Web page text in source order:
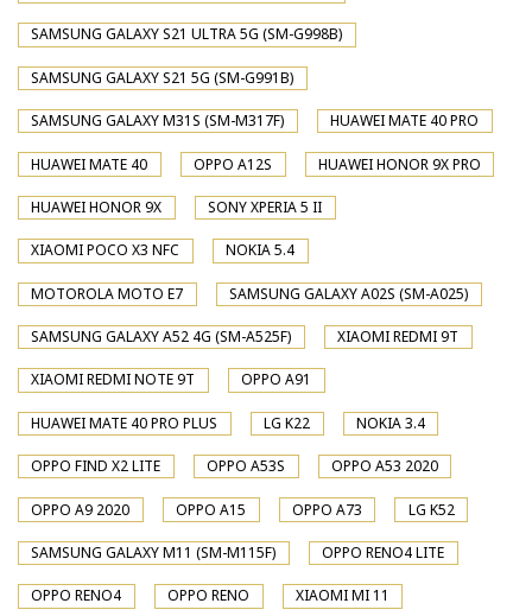
SAMSUNG GALAXY S21 ULTRA 5G (SM-G998B)
SAMSUNG GALAXY S21 5G (SM-G991B)
SAMSUNG GALAXY M31S (SM-M317F) HUAWEI MATE 40 PRO
HUAWEI MATE 40 OPPO A12S HUAWEI HONOR 9X PRO
HUAWEI HONOR 9X SONY XPERIA 5 II
XIAOMI POCO X3 NFC NOKIA 5.4
MOTOROLA MOTO E7 SAMSUNG GALAXY A02S (SM-A025)
SAMSUNG GALAXY A52 4G (SM-A525F) XIAOMI REDMI 9T
XIAOMI REDMI NOTE 9T OPPO A91
HUAWEI MATE 40 PRO PLUS LG K22 NOKIA 3.4
OPPO FIND X2 LITE OPPO A53S OPPO A53 2020
OPPO A9 2020 OPPO A15 OPPO A73 LG K52
SAMSUNG GALAXY M11 (SM-M115F) OPPO RENO4 LITE
OPPO RENO4 OPPO RENO XIAOMI MI 11